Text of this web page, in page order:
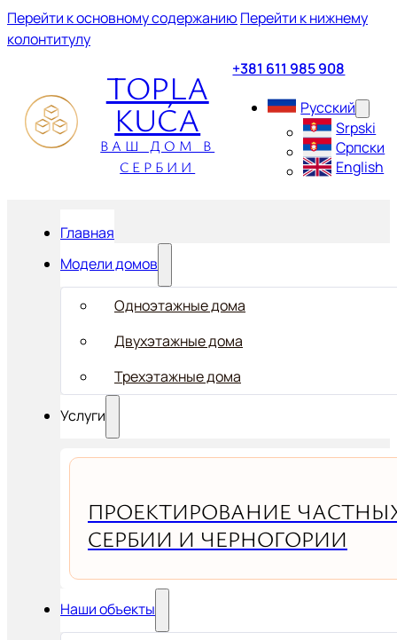
Перейти к основному содержанию Перейти к нижнему
колонтитулу
TOPLA
KUĆA
ВАШ ДОМ В
СЕРБИИ
+381 611 985 908
Русский
Srpski
Српски
English
Главная
Модели домов
Одноэтажные дома
Двухэтажные дома
Трехэтажные дома
Услуги
ПРОЕКТИРОВАНИЕ
СЕРБИИ И ЧЕРНОГОРИИ
Наши объекты